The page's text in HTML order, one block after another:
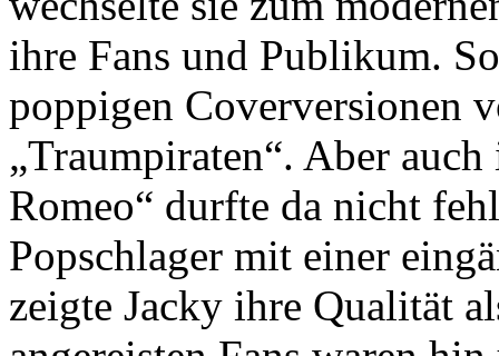
ihre Fans und Publikum.
poppigen Coverversionen
„Traumpiraten“. Aber
Romeo“ durfte da nicht
Popschlager mit einer
zeigte Jacky ihre Qualität